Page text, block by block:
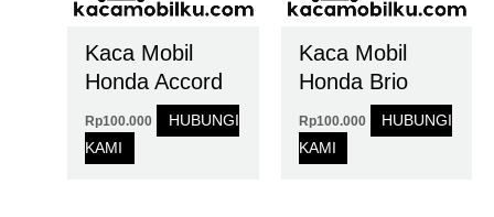
Kaca Mobil
Honda Accord
Rp100.000
HUBUNGI
KAMI
Kaca Mobil
Honda Brio
Rp100.000
HUBUNGI
KAMI